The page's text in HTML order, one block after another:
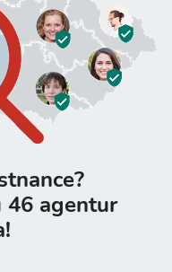
46 agentur